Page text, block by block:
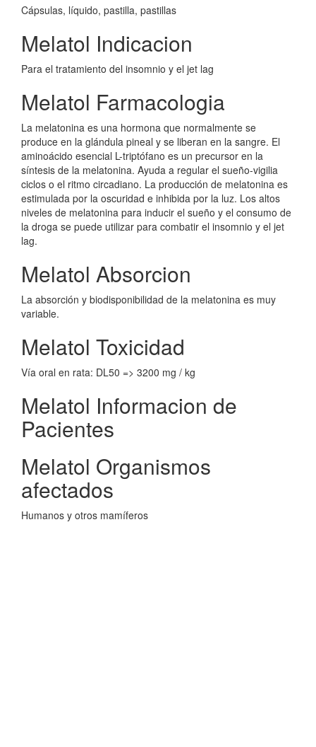
Cápsulas, líquido, pastilla, pastillas
Melatol Indicacion
Para el tratamiento del insomnio y el jet lag
Melatol Farmacologia
La melatonina es una hormona que normalmente se
produce en la glándula pineal y se liberan en la sangre. El
aminoácido esencial L-triptófano es un precursor en la
síntesis de la melatonina. Ayuda a regular el sueño-vigilia
ciclos o el ritmo circadiano. La producción de melatonina es
estimulada por la oscuridad e inhibida por la luz. Los altos
niveles de melatonina para inducir el sueño y el consumo de
la droga se puede utilizar para combatir el insomnio y el jet
lag.
Melatol Absorcion
La absorción y biodisponibilidad de la melatonina es muy
variable.
Melatol Toxicidad
Vía oral en rata: DL50 => 3200 mg / kg
Melatol Informacion de
Pacientes
Melatol Organismos
afectados
Humanos y otros mamíferos